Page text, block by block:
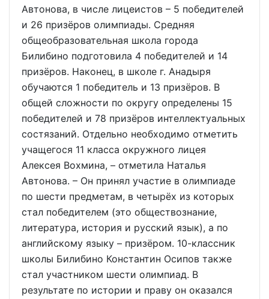
Автонова, в числе лицеистов – 5 победителей
и 26 призёров олимпиады. Средняя
общеобразовательная школа города
Билибино подготовила 4 победителей и 14
призёров. Наконец, в школе г. Анадыря
обучаются 1 победитель и 13 призёров. В
общей сложности по округу определены 15
победителей и 78 призёров интеллектуальных
состязаний. Отдельно необходимо отметить
учащегося 11 класса окружного лицея
Алексея Вохмина, – отметила Наталья
Автонова. – Он принял участие в олимпиаде
по шести предметам, в четырёх из которых
стал победителем (это обществознание,
литература, история и русский язык), а по
английскому языку – призёром. 10-классник
школы Билибино Константин Осипов также
стал участником шести олимпиад. В
результате по истории и праву он оказался